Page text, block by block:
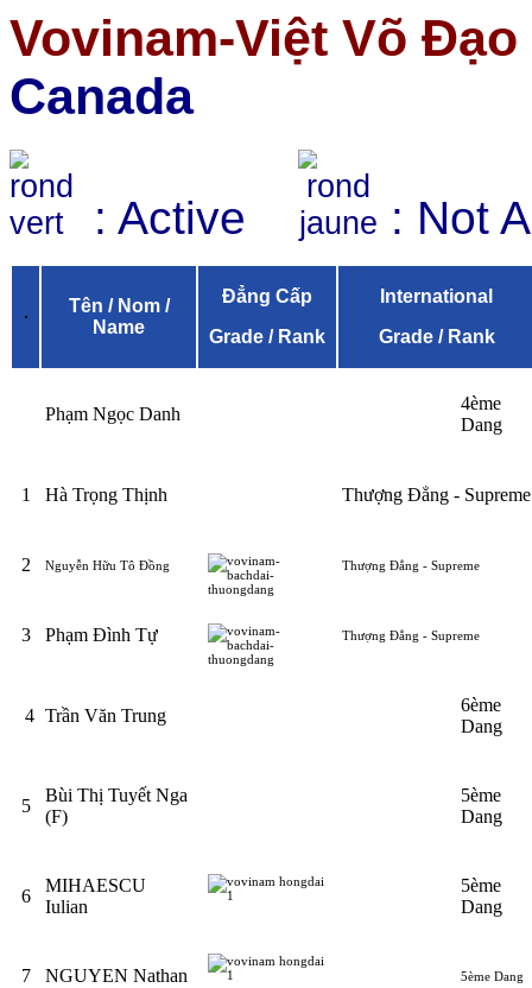
Vovinam-Việt Võ
Canada
: Active : Not
Tên / Nom /
Name
Đẳng Cấp
Grade / Rank
International
Grade / Rank
Phạm Ngọc Danh
4ème
Dang
1 Hà Trọng Thịnh Thượng Đẳng - Supreme
2 Nguyễn Hữu Tô Đồng Thượng Đẳng - Supreme
3 Phạm Đình Tự Thượng Đẳng - Supreme
4 Trần Văn Trung
6ème
Dang
5
Bùi Thị Tuyết Nga
(F)
5ème
Dang
6
MIHAESCU
Iulian
5ème
Dang
7 NGUYEN Nathan 5ème Dang